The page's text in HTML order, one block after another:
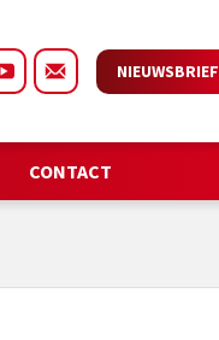
NIEUWSBRIEF
CONTACT